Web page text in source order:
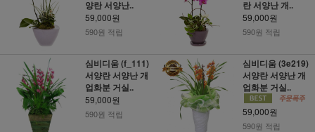
양란 서양난..
59,000원
590원 적립
란 서양난 개..
59,000원
590원 적립
심비디움 (f_111)
서양란 서양난 개
업화분 거실..
59,000원
590원 적립
심비디움 (3e219)
서양란 서양난 개
업화분 거실..
59,000원
590원 적립